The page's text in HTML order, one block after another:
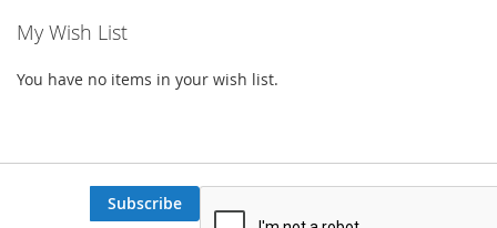
My Wish List
You have no items in your wish list.
Subscribe